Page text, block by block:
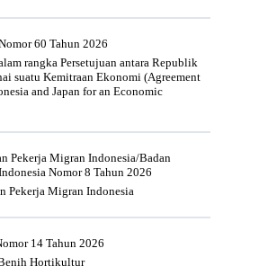
60 Tahun 2026
rangka Persetujuan antara Republik
suatu Kemitraan Ekonomi (Agreement
and Japan for an Economic
Pekerja Migran Indonesia/Badan
Nomor 8 Tahun 2026
Pekerja Migran Indonesia
14 Tahun 2026
Hortikultur